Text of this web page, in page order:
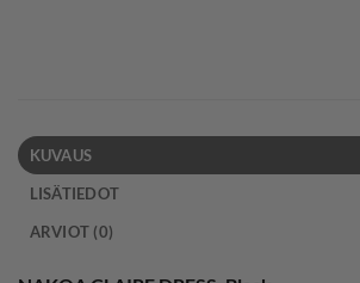
KUVAUS
LISÄTIEDOT
ARVIOT (0)